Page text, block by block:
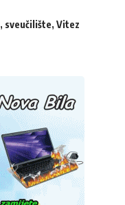
, sveučilište, Vitez